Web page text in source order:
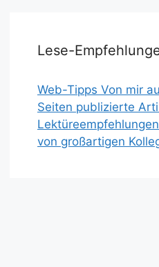
Lese-
Web-Tipps Von mir
Seiten publizierte
von großartigen